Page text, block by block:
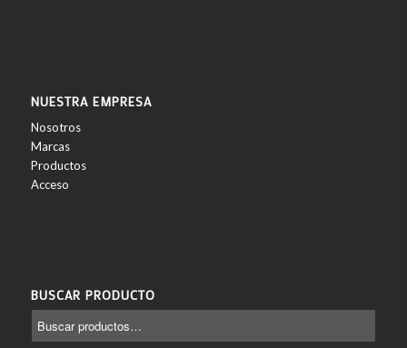
NUESTRA EMPRESA
Nosotros
Marcas
Productos
Acceso
BUSCAR PRODUCTO